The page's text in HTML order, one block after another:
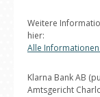
Weitere
hier:
Alle
Klarna Bank AB
Amtsgericht